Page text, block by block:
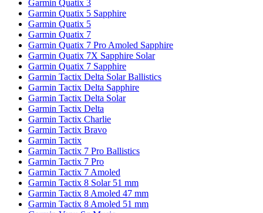
Garmin Quatix 3
Garmin Quatix 5 Sapphire
Garmin Quatix 5
Garmin Quatix 7
Garmin Quatix 7 Pro Amoled Sapphire
Garmin Quatix 7X Sapphire Solar
Garmin Quatix 7 Sapphire
Garmin Tactix Delta Solar Ballistics
Garmin Tactix Delta Sapphire
Garmin Tactix Delta Solar
Garmin Tactix Delta
Garmin Tactix Charlie
Garmin Tactix Bravo
Garmin Tactix
Garmin Tactix 7 Pro Ballistics
Garmin Tactix 7 Pro
Garmin Tactix 7 Amoled
Garmin Tactix 8 Solar 51 mm
Garmin Tactix 8 Amoled 47 mm
Garmin Tactix 8 Amoled 51 mm